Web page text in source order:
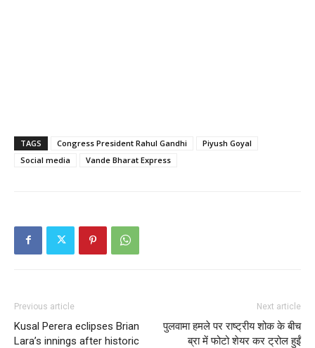
TAGS Congress President Rahul Gandhi
Piyush Goyal
Social media
Vande Bharat Express
Previous article
Kusal Perera eclipses Brian
Lara’s innings after historic
Next article
पुलवामा हमले पर राष्ट्रीय शोक के बीच
ब्रा में फोटो शेयर कर ट्रोल हुईं